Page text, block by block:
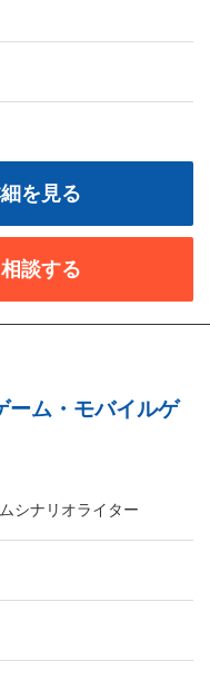
を見る
談する
ーム・モバイルゲ
シナリオライター